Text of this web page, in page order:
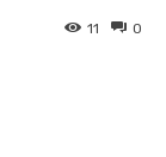
0
11